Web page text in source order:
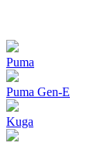
Puma
Puma Gen‑E
Kuga